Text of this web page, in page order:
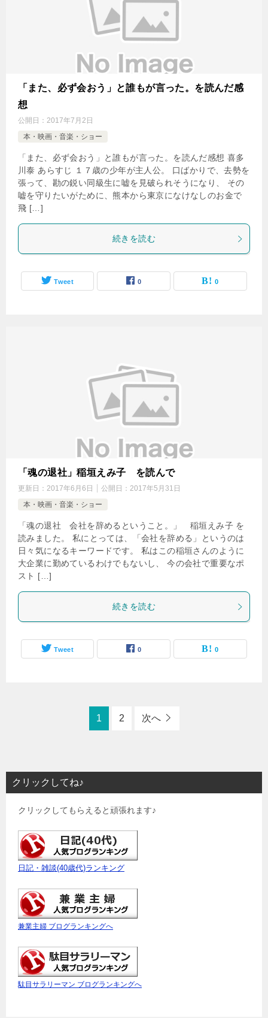
「また、必ず会おう」と誰もが言った。を読んだ感
想
公開日： 2017年7月2日
本・映画・音楽・ショー
「また、必ず会おう」と誰もが言った。を読んだ感想 喜多
川泰 あらすじ １７歳の少年が主人公。 口ばかりで、去勢を
張って、勘の鋭い同級生に嘘を見破られそうになり、 その
嘘を守りたいがために、熊本から東京になけなしのお金で
飛 […]
続きを読む
Tweet 0 0
「魂の退社」稲垣えみ子 を読んで
更新日： 2017年6月6日 公開日： 2017年5月31日
本・映画・音楽・ショー
「魂の退社 会社を辞めるということ。」 稲垣えみ子 を
読みました。 私にとっては、「会社を辞める」というのは
日々気になるキーワードです。 私はこの稲垣さんのように
大企業に勤めているわけでもないし、 今の会社で重要なポ
スト […]
続きを読む
Tweet 0 0
1 2 次へ
クリックしてね♪
クリックしてもらえると頑張れます♪
日記・雑談(40歳代)ランキング
兼業主婦 ブログランキングへ
駄目サラリーマン ブログランキングへ